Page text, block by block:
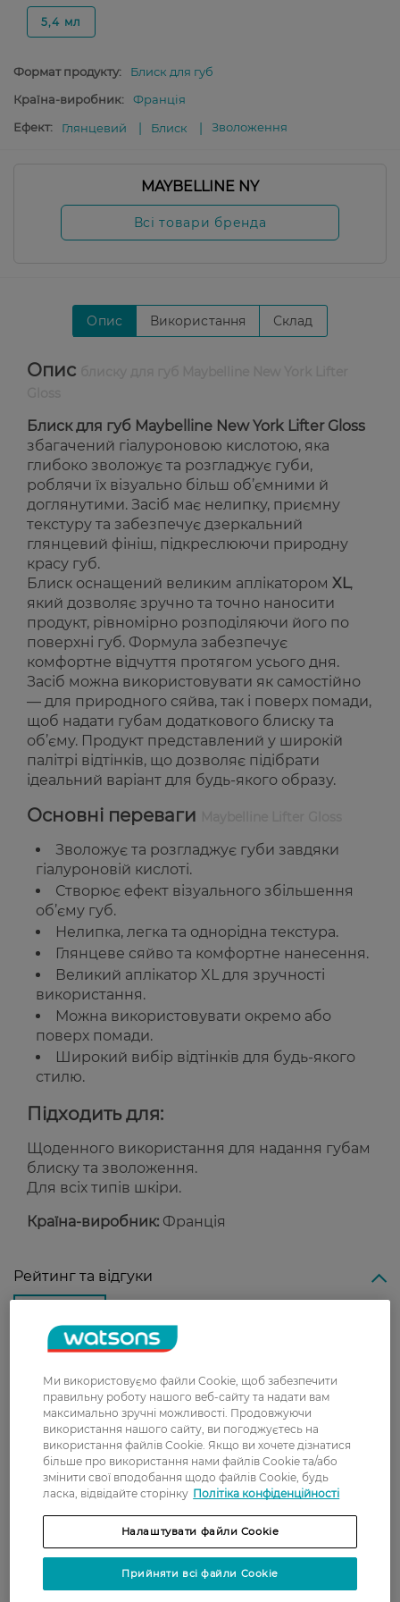
5,4 мл
Формат продукту:
Блиск для губ
Країна-виробник:
Франція
Ефект:
Глянцевий Блиск Зволоження
MAYBELLINE NY
Всі товари бренда
Опис Використання Склад
Опис
Блиск для губ Maybelline New York Lifter Gloss
збагачений гіалуроновою кислотою, яка
глибоко зволожує та розгладжує губи,
роблячи їх візуально більш об’ємними й
доглянутими. Засіб має нелипку, приємну
текстуру та забезпечує дзеркальний
глянцевий фініш, підкреслюючи природну
красу губ.
Блиск оснащений великим аплікатором XL,
який дозволяє зручно та точно наносити
продукт, рівномірно розподіляючи його по
поверхні губ. Формула забезпечує
комфортне відчуття протягом усього дня.
Засіб можна використовувати як самостійно
— для природного сяйва, так і поверх помади,
щоб надати губам додаткового блиску та
об’єму. Продукт представлений у широкій
палітрі відтінків, що дозволяє підібрати
ідеальний варіант для будь-якого образу.
Основні переваги
Зволожує та розгладжує губи завдяки
гіалуроновій кислоті.
Створює ефект візуального збільшення
об’єму губ.
Нелипка, легка та однорідна текстура.
Глянцеве сяйво та комфортне нанесення.
Великий аплікатор XL для зручності
використання.
Можна використовувати окремо або
поверх помади.
Широкий вибір відтінків для будь-якого
стилю.
Підходить для:
Щоденного використання для надання губам
блиску та зволоження.
Для всіх типів шкіри.
Країна-виробник: Франція
Рейтинг та відгуки
0
З 0 відгуків
0 відгуків
Доставка
Нова пошта
У відділення Нової пошти - 99 грн,
безкоштовно від 699 грн
Укрпошта
Вартість доставки - 79 грн, безкоштовна
доставка від - 599 грн
Ми використовуємо файли Cookie, щоб забезпечити
правильну роботу нашого веб-сайту та надати вам
максимально зручні можливості. Продовжуючи
використання нашого сайту, ви погоджуєтесь на
використання файлів Cookie. Якщо ви хочете дізнатися
більше про використання нами файлів Cookie та/або
змінити свої вподобання щодо файлів Cookie, будь
ласка, відвідайте сторінку Політіка конфіденційності
Налаштувати файли Cookie
Прийняти всі файли Cookie